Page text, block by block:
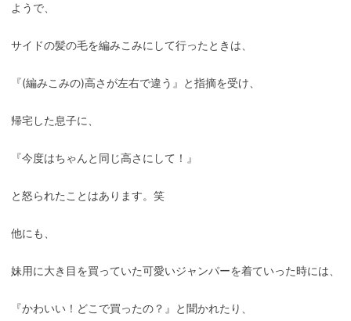
ようで、
サイドの髪の毛を編みこみにして行ったときは、
『(編みこみの)高さが左右で違う』と指摘を受け、
帰宅した息子に、
『今度はちゃんと同じ高さにして！』
と怒られたことはあります。笑
他にも、
妹用に大き目を買っていた可愛いジャンパーを着ていった時には、
『かわいい！どこで買ったの？』と聞かれたり、